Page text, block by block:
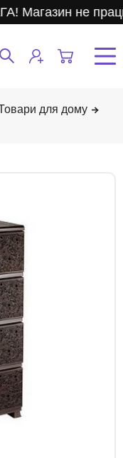
Магазин не
для дому